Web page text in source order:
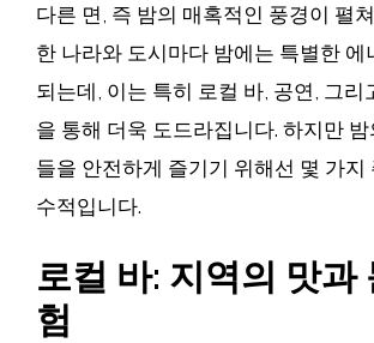
다른 면, 즉 밤의 매혹적인 풍경이 펼
한 나라와 도시마다 밤에는 특별한 에
되는데, 이는 특히 로컬 바, 공연, 그리
을 통해 더욱 도드라집니다. 하지만
들을 안전하게 즐기기 위해선 몇 가지
수적입니다.
로컬 바: 지역의 맛과
험